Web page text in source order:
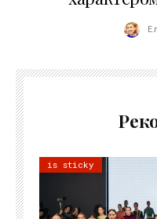
is sticky